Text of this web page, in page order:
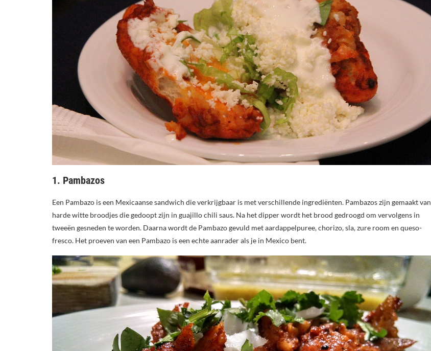
1. Pambazos
Een Pambazo is een Mexicaanse sandwich die verkrijgbaar is met verschillende ingrediënten. Pambazos zijn gemaakt van
harde witte broodjes die gedoopt zijn in guajillo chili saus. Na het dipper wordt het brood gedroogd om vervolgens in
tweeën gesneden te worden. Daarna wordt de Pambazo gevuld met aardappelpuree, chorizo, sla, zure room en queso-
fresco. Het proeven van een Pambazo is een echte aanrader als je in Mexico bent.